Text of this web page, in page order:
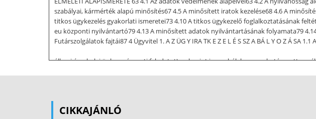
szabályai, kármérték alapú minősítés67 4.5 A minősített iratok kezelése68 4.6 A
titkos ügykezelés gyakorlati ismeretei73 4.10 A titkos ügykezelő foglalkoztatásának
eu központi nyilvántartó79 4.13 A minősített adatok nyilvántartásának folyamata79
Futárszolgálatok fajtái87 4 Ügyvitel 1. A Z ÜG Y IRA TK E Z E L É S SZ A BÁ L Y O Z Á
állami és a helyi önkormányzati feladatot), valamint jogszabályban meghatározott
egyes munkaeleme az előzőre épül és érinti az ügy egészét. Szabályozott, mert jogi
szabályozása Az
CIKKAJÁNLÓ